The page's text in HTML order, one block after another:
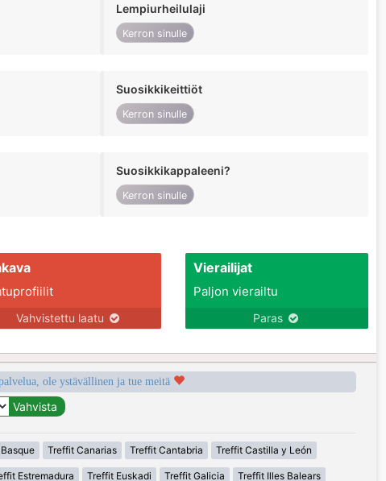
Lempiurheilulaji
Kerron sinulle
Suosikkikeittiöt
Kerron sinulle
Suosikkikappaleeni?
Kerron sinulle
Vahvistettu laatu
Vierailijat
Paljon vierailtu
Paras
ole ystävällinen ja tue meitä
Treffit Canarias Treffit Cantabria Treffit Castilla y León
Estremadura Treffit Euskadi Treffit Galicia Treffit Illes Balears